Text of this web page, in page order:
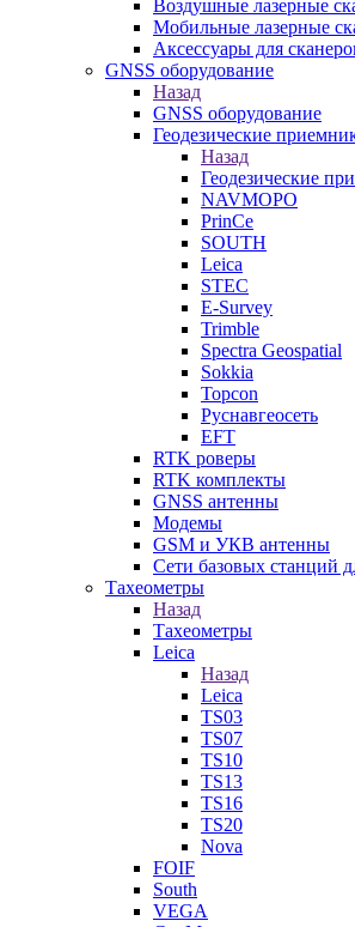
Воздушные лазерные
Мобильные лазерные
Аксессуары для
GNSS оборудование
Назад
GNSS оборудование
Геодезические
Назад
Геодезические
NAVMOPO
PrinCe
SOUTH
Leica
STEC
E-Survey
Trimble
Spectra Geospatial
Sokkia
Topcon
Руснавгеосеть
EFT
RTK роверы
RTK комплекты
GNSS антенны
Модемы
GSM и УКВ антенны
Сети базовых станций
Тахеометры
Назад
Тахеометры
Leica
Назад
Leica
TS03
TS07
TS10
TS13
TS16
TS20
Nova
FOIF
South
VEGA